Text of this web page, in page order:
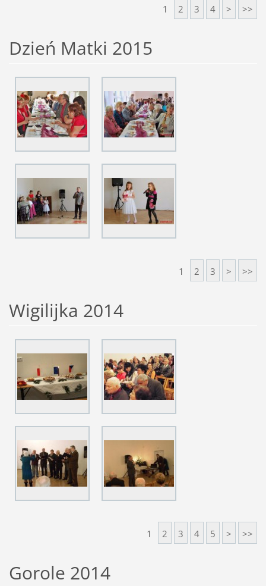
1 2 3 4 > >>
Dzień Matki 2015
1 2 3 > >>
Wigilijka 2014
1 2 3 4 5 > >>
Gorole 2014